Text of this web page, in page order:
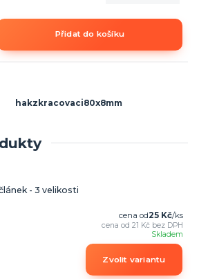
Přidat do košíku
hakzkracovaci80x8mm
- 3 velikosti
cena od25 Kč/ks
cena od 21 Kč bez DPH
Skladem
Zvolit variantu